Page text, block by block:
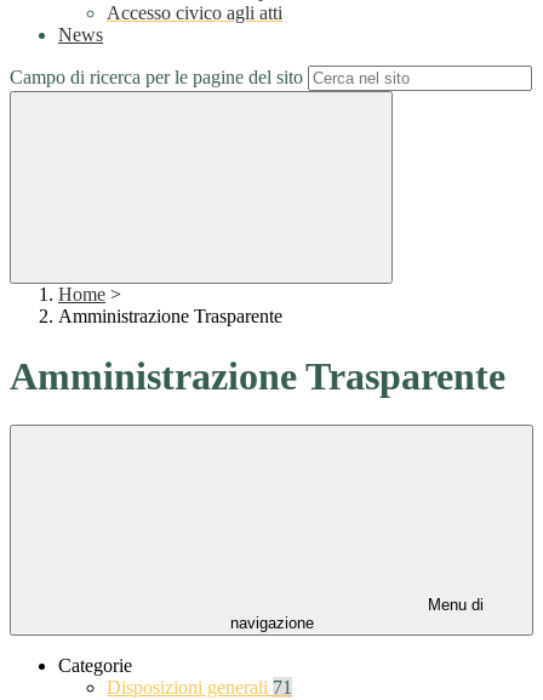
Accesso civico agli atti
News
Campo di ricerca per le pagine del sito
Home >
Amministrazione Trasparente
Amministrazione Trasparente
Menu di
navigazione
Categorie
Disposizioni generali 71